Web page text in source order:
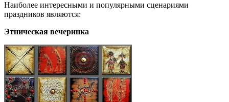
Наиболее интересными и популярными сценариями
праздников являются:
Этническая вечеринка